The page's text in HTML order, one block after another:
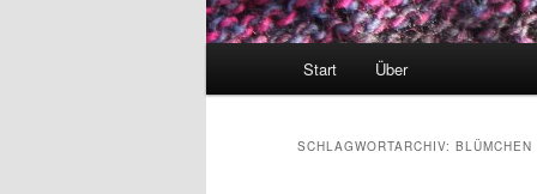
Start Über
SCHLAGWORTARCHIV: BLÜMCHEN